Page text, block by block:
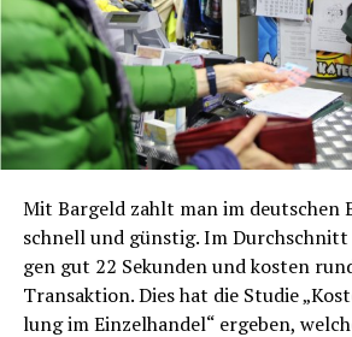
Mit Bar­geld zahlt man im deut­schen
schnell und güns­tig. Im
gen gut 22 Sekun­den und kos­ten
Trans­ak­ti­on. Dies hat die Stu­die
lung im Ein­zel­han­del“ erge­ben,